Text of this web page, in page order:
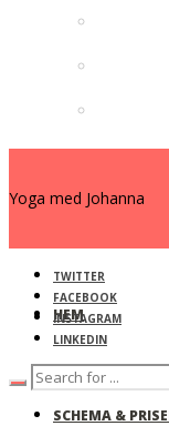
Yoga med Johanna
HEM
SCHEMA &
TWITTER
FACEBOOK
INSTAGRAM
LINKEDIN